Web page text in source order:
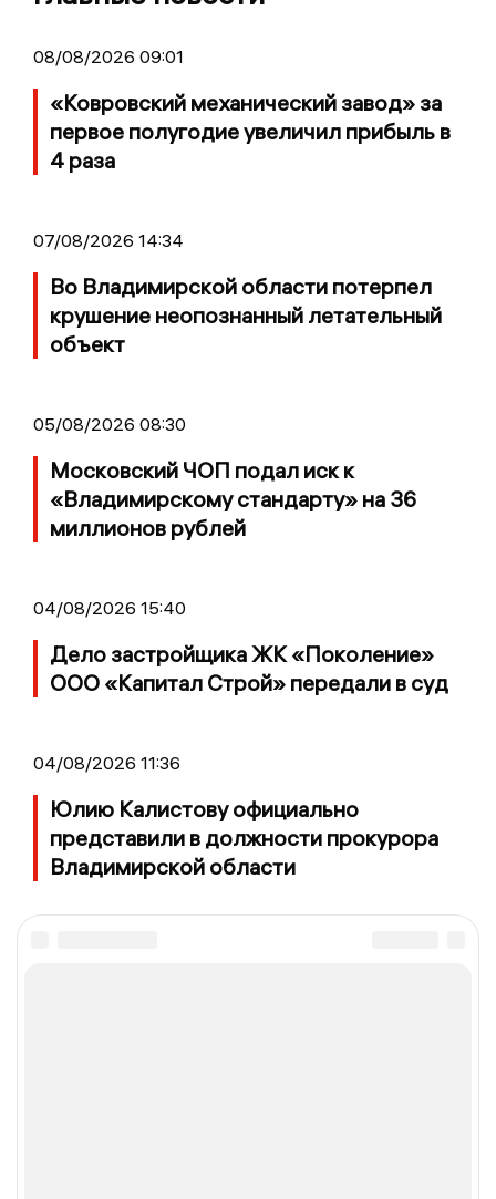
08/08/2026 09:01
«Ковровский механический завод» за
первое полугодие увеличил прибыль в
4 раза
07/08/2026 14:34
Во Владимирской области потерпел
крушение неопознанный летательный
объект
05/08/2026 08:30
Московский ЧОП подал иск к
«Владимирскому стандарту» на 36
миллионов рублей
04/08/2026 15:40
Дело застройщика ЖК «Поколение»
ООО «Капитал Строй» передали в суд
04/08/2026 11:36
Юлию Калистову официально
представили в должности прокурора
Владимирской области